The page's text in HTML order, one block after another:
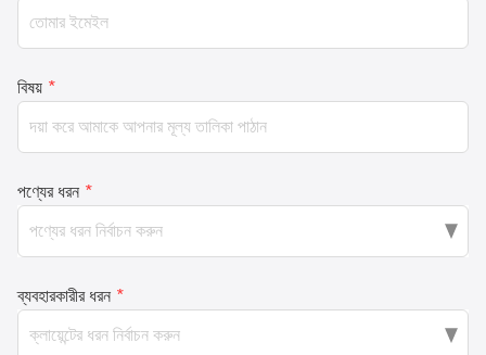
বিষয় *
পণ্যের ধরন *
ব্যবহারকারীর ধরন *